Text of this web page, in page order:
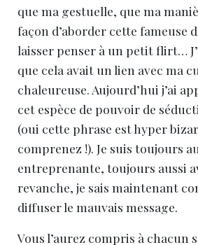
que ma gestuelle, que ma
façon d’aborder cette fameuse
laisser penser à un petit flirt…
que cela avait un lien avec ma
chaleureuse. Aujourd’hui j’ai
cet espèce de pouvoir de
(oui cette phrase est hyper
comprenez !). Je suis toujours
entreprenante, toujours aussi
revanche, je sais maintenant
diffuser le mauvais message.
Vous l’aurez compris à chacun